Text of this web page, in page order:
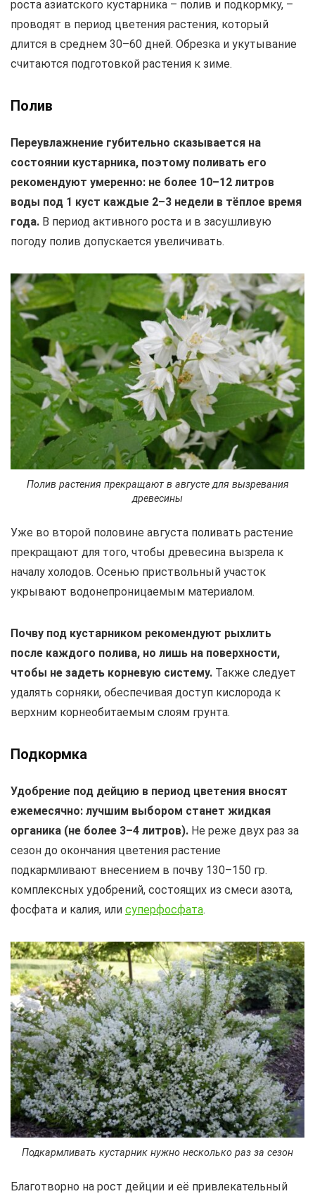
роста азиатского кустарника – полив и подкормку, –
проводят в период цветения растения, который
длится в среднем 30–60 дней. Обрезка и укутывание
считаются подготовкой растения к зиме.
Полив
Переувлажнение губительно сказывается на
состоянии кустарника, поэтому поливать его
рекомендуют умеренно: не более 10–12 литров
воды под 1 куст каждые 2–3 недели в тёплое время
года. В период активного роста и в засушливую
погоду полив допускается увеличивать.
Полив растения прекращают в августе для вызревания
древесины
Уже во второй половине августа поливать растение
прекращают для того, чтобы древесина вызрела к
началу холодов. Осенью приствольный участок
укрывают водонепроницаемым материалом.
Почву под кустарником рекомендуют рыхлить
после каждого полива, но лишь на поверхности,
чтобы не задеть корневую систему. Также следует
удалять сорняки, обеспечивая доступ кислорода к
верхним корнеобитаемым слоям грунта.
Подкормка
Удобрение под дейцию в период цветения вносят
ежемесячно: лучшим выбором станет жидкая
органика (не более 3–4 литров). Не реже двух раз за
сезон до окончания цветения растение
подкармливают внесением в почву 130–150 гр.
комплексных удобрений, состоящих из смеси азота,
фосфата и калия, или суперфосфата.
Подкармливать кустарник нужно несколько раз за сезон
Благотворно на рост дейции и её привлекательный